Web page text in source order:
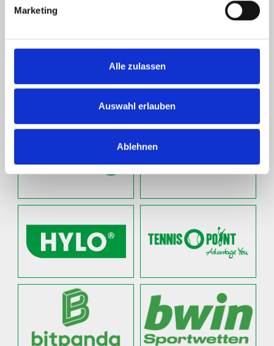
Marketing
Alle zulassen
Auswahl erlauben
Ablehnen
VIP
TOURNAMENT SERVICE